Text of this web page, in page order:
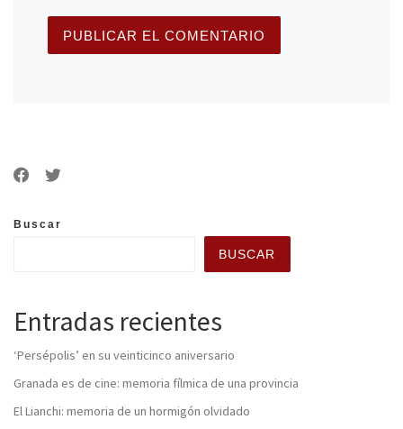
Buscar
BUSCAR
Entradas recientes
‘Persépolis’ en su veinticinco aniversario
Granada es de cine: memoria fílmica de una provincia
El Lianchi: memoria de un hormigón olvidado